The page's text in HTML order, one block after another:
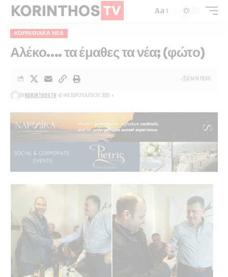
Aa
ΚΟΡΙΝΘΙΑΚΆ ΝΈΑ
Αλέκο…. τα έμαθες τα νέα; (φώτο)
BYKORINTHOSTV 8 ΦΕΒΡΟΥΑΡΊΟΥ 2018
0 MIN READ